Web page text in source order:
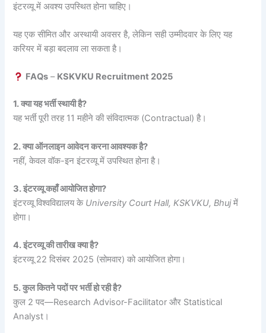
इंटरव्यू में अवश्य उपस्थित होना चाहिए।
यह एक सीमित और अस्थायी अवसर है, लेकिन सही उम्मीदवार के लिए यह
करियर में बड़ा बदलाव ला सकता है।
FAQs – KSKVKU Recruitment 2025
1. क्या यह भर्ती स्थायी है?
यह भर्ती पूरी तरह 11 महीने की संविदात्मक (Contractual) है।
2. क्या ऑनलाइन आवेदन करना आवश्यक है?
नहीं, केवल वॉक-इन इंटरव्यू में उपस्थित होना है।
3. इंटरव्यू कहाँ आयोजित होगा?
इंटरव्यू विश्वविद्यालय के University Court Hall, KSKVKU, Bhujमें
होगा।
4. इंटरव्यू की तारीख क्या है?
इंटरव्यू 22 दिसंबर 2025 (सोमवार) को आयोजित होगा।
5. कुल कितने पदों पर भर्ती हो रही है?
कुल 2 पद—Research Advisor-Facilitator और Statistical
Analyst।